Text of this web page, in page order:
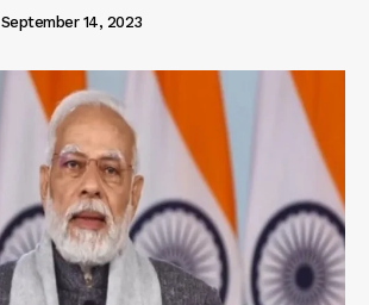
September 14, 2023